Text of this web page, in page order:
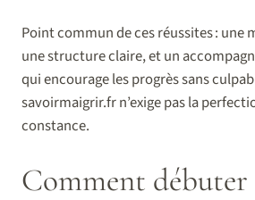
Point commun de ces réussites : une
une structure claire, et un
qui encourage les progrès sans
savoirmaigrir.fr n’exige pas la
constance.
Comment débuter